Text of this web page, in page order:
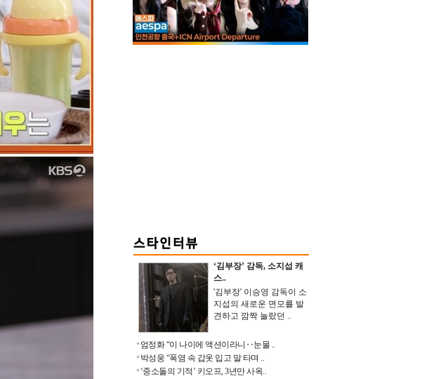
‘김부장’ 감독, 소지섭 캐
스..
'김부장' 이승영 감독이 소
지섭의 새로운 면모를 발
견하고 깜짝 놀랐던 ..
엄정화 “이 나이에 액션이라니‥눈물 ..
박성웅 “폭염 속 갑옷 입고 말 타며 ..
‘중소돌의 기적’ 키오프, 3년만 사옥..